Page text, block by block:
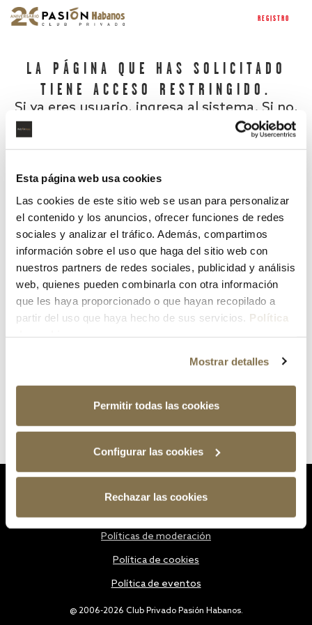
Esta página web usa cookies
Las cookies de este sitio web se usan para personalizar
el contenido y los anuncios, ofrecer funciones de redes
sociales y analizar el tráfico. Además, compartimos
información sobre el uso que haga del sitio web con
nuestros partners de redes sociales, publicidad y análisis
web, quienes pueden combinarla con otra información
que les haya proporcionado o que hayan recopilado a
partir del uso que haya hecho de sus servicios. Política
Mostrar detalles
Permitir todas las cookies
Configurar las cookies
Rechazar las cookies
REGISTRO
LA PÁGINA QUE HAS SOLICITADO
TIENE ACCESO RESTRINGIDO.
Si ya eres usuario, ingresa al sistema. Si no,
¿Has olvidado tu contraseña?
@ 2006-2026 Club Privado Pasión Habanos.
Políticas de moderación
Política de cookies
Política de eventos